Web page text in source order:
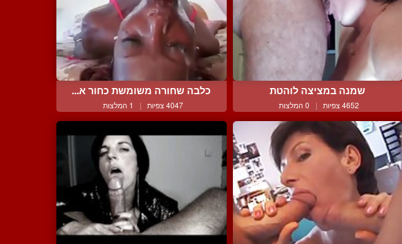
שמנה במציצה לוהטת
4652 צפיות | 0 המלצות
כלבה שחורה משומשת כחור א...
4047 צפיות | 1 המלצות